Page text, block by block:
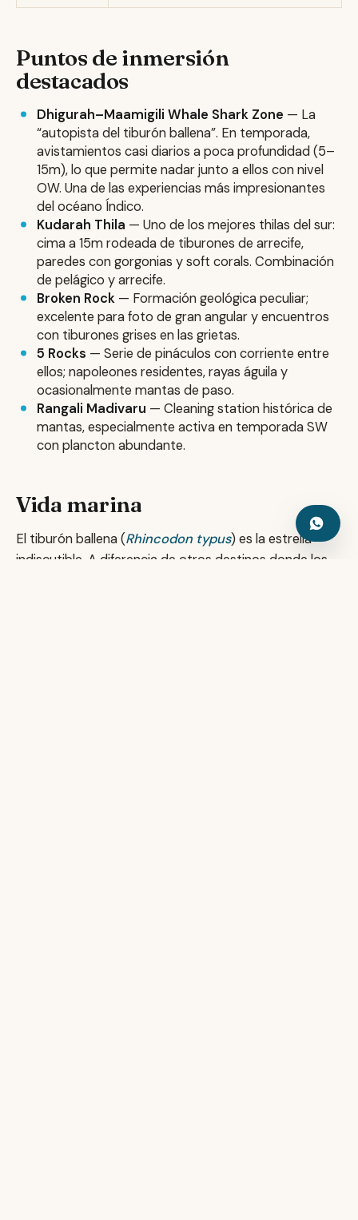
Puntos de inmersión
destacados
Dhigurah–Maamigili Whale Shark Zone — La
“autopista del tiburón ballena”. En temporada,
avistamientos casi diarios a poca profundidad (5–
15m), lo que permite nadar junto a ellos con nivel
OW. Una de las experiencias más impresionantes
del océano Índico.
Kudarah Thila — Uno de los mejores thilas del sur:
cima a 15m rodeada de tiburones de arrecife,
paredes con gorgonias y soft corals. Combinación
de pelágico y arrecife.
Broken Rock — Formación geológica peculiar;
excelente para foto de gran angular y encuentros
con tiburones grises en las grietas.
5 Rocks — Serie de pináculos con corriente entre
ellos; napoleones residentes, rayas águila y
ocasionalmente mantas de paso.
Rangali Madivaru — Cleaning station histórica de
mantas, especialmente activa en temporada SW
con plancton abundante.
Vida marina
El tiburón ballena (Rhincodon typus) es la estrella
indiscutible. A diferencia de otros destinos donde los